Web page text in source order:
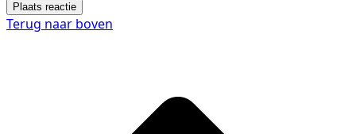
Plaats reactie
Terug naar boven